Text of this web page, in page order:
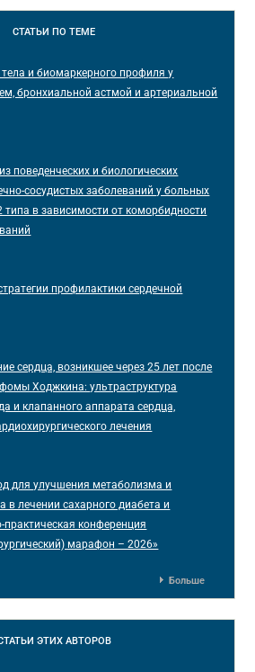
СТАТЬИ ПО ТЕМЕ
и биомаркерного профиля у
бронхиальной астмой и артериальной
поведенческих и биологических
сосудистых заболеваний у больных
в зависимости от коморбидности
профилактики сердечной
сердца, возникшее через 25 лет после
Ходжкина: ультраструктура
и клапанного аппарата сердца,
лечения
для улучшения метаболизма и
в лечении сахарного диабета и
конференция
марафон – 2026»
Больше
ЭТИХ АВТОРОВ